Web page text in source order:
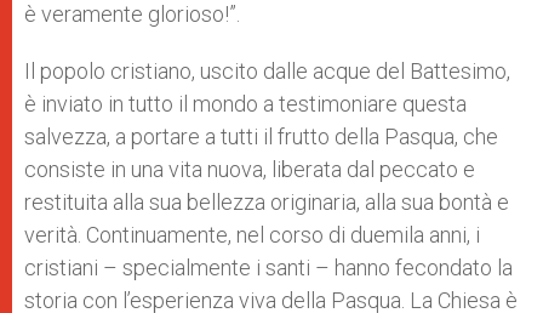
è veramente glorioso!”.
Il popolo cristiano, uscito dalle acque del Battesimo,
è inviato in tutto il mondo a testimoniare questa
salvezza, a portare a tutti il frutto della Pasqua, che
consiste in una vita nuova, liberata dal peccato e
restituita alla sua bellezza originaria, alla sua bontà e
verità. Continuamente, nel corso di duemila anni, i
cristiani – specialmente i santi – hanno fecondato la
storia con l’esperienza viva della Pasqua. La Chiesa è